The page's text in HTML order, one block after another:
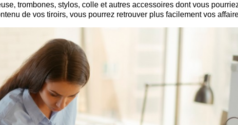
trombones, stylos, colle et autres accessoires dont vous
de vos tiroirs, vous pourrez retrouver plus facilement vos